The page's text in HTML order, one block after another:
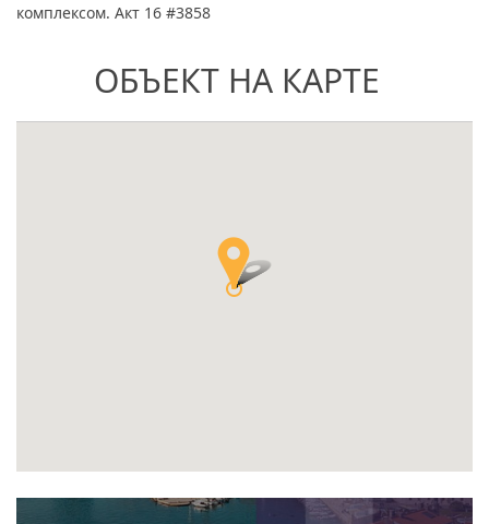
комплексом. Акт 16 #3858
ОБЪЕКТ НА КАРТЕ